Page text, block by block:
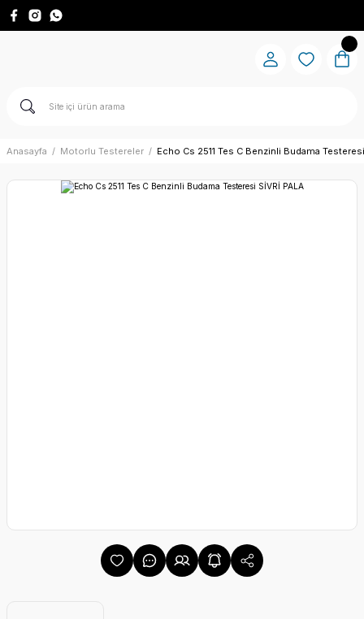
Anasayfa Motorlu Testereler Echo Cs 2511 Tes C Benzinli Budama